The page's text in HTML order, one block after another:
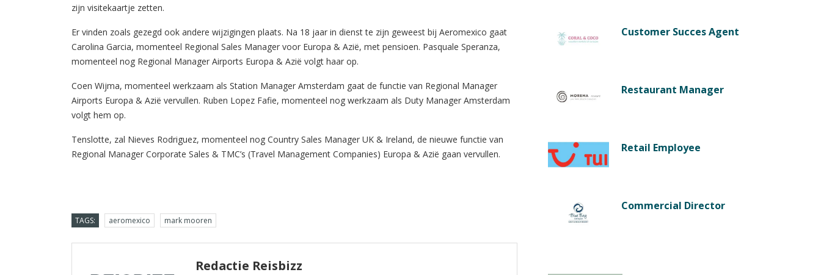
zijn visitekaartje zetten.
Er vinden zoals gezegd ook andere wijzigingen plaats. Na 18 jaar in dienst te zijn geweest bij Aeromexico gaat
Carolina Garcia, momenteel Regional Sales Manager voor Europa & Azië, met pensioen. Pasquale Speranza,
momenteel nog Regional Manager Airports Europa & Azië volgt haar op.
Coen Wijma, momenteel werkzaam als Station Manager Amsterdam gaat de functie van Regional Manager
Airports Europa & Azië vervullen. Ruben Lopez Fafie, momenteel nog werkzaam als Duty Manager Amsterdam
volgt hem op.
Tenslotte, zal Nieves Rodriguez, momenteel nog Country Sales Manager UK & Ireland, de nieuwe functie van
Regional Manager Corporate Sales & TMC’s (Travel Management Companies) Europa & Azië gaan vervullen.
TAGS: aeromexico mark mooren
Redactie Reisbizz
Customer Succes Agent
Restaurant Manager
Retail Employee
Commercial Director